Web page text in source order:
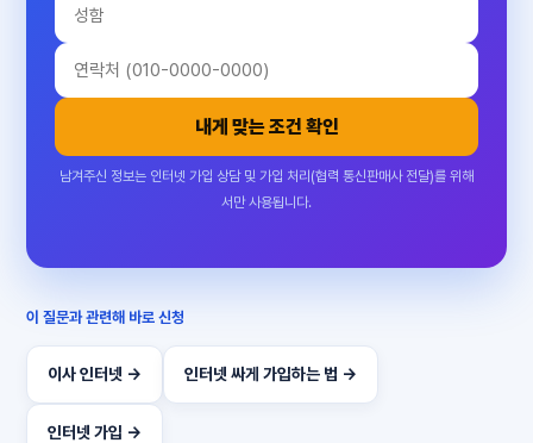
내게 맞는 조건 확인
남겨주신 정보는 인터넷 가입 상담 및 가입 처리(협력 통신판매사 전달)를 위해
서만 사용됩니다.
이 질문과 관련해 바로 신청
이사 인터넷 → 인터넷 싸게 가입하는 법 →
인터넷 가입 →